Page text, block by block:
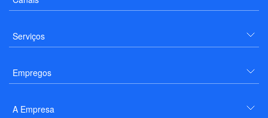
Serviços
Empregos
A Empresa